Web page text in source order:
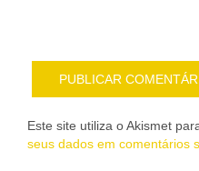
Este site utiliza o Akismet
seus dados em comentários